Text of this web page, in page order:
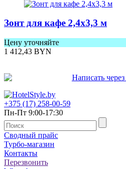
Зонт для кафе 2,4x3,3 м
Цену уточняйте
1 412,43 BYN
+375 (17) 258-00-59
Пн-Пт 9:00-17:30
Сводный прайс
Турбо-магазин
Контакты
Перезвонить